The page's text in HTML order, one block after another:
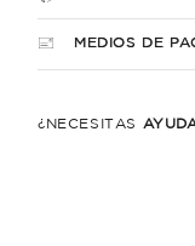
MEDIOS DE
¿NECESITÁS